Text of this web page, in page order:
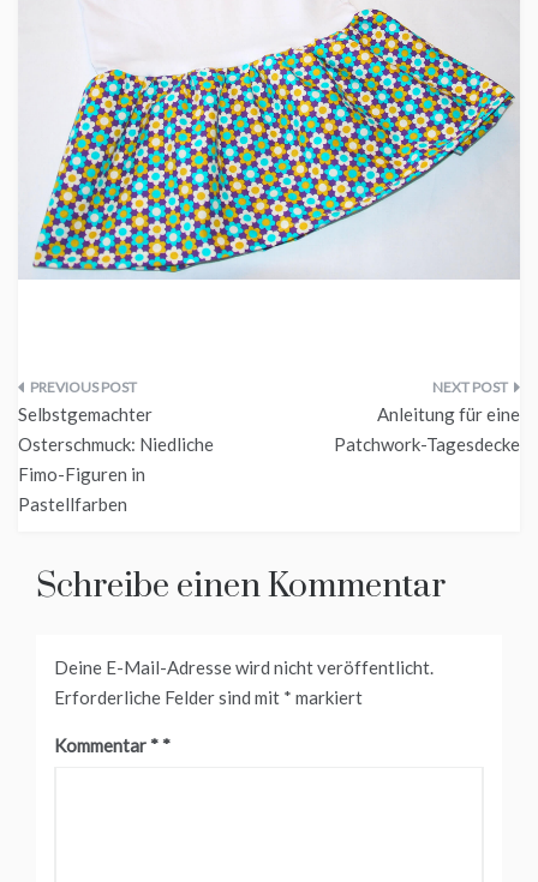
Beitragsnavigation
Selbstgemachter
Osterschmuck: Niedliche
Fimo-Figuren in
Pastellfarben
Anleitung für eine
Patchwork-Tagesdecke
Schreibe einen Kommentar
Deine E-Mail-Adresse wird nicht veröffentlicht.
Erforderliche Felder sind mit * markiert
Kommentar *